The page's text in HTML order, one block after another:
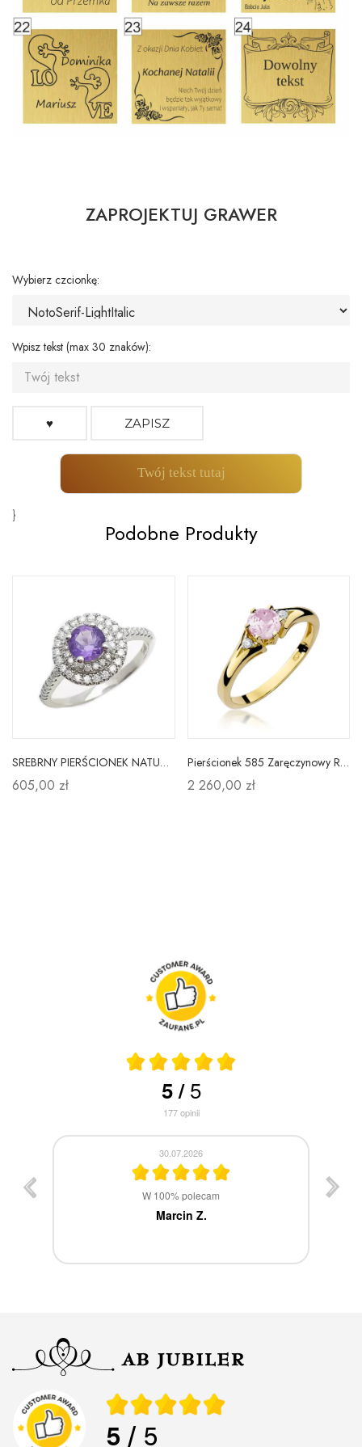
ZAPROJEKTUJ GRAWER
Wybierz czcionkę:
Wpisz tekst (max 30 znaków):
♥ ZAPISZ
Twój tekst tutaj
}
Podobne Produkty
SREBRNY PIERŚCIONEK NATURALNY AMETYST PRÓBA 925
605,00 zł
Pierścionek 585 Zaręczynowy Różowy Topaz Brylanty
2 260,00 zł
5/5
177opinii
30.07.2026
W 100% polecam
Marcin Z.
5 / 5